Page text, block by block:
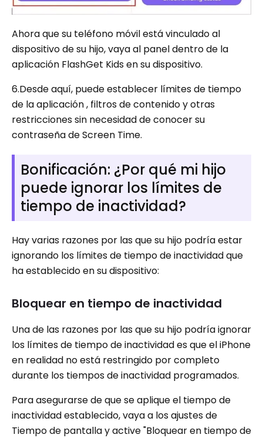
Ahora que su teléfono móvil está vinculado al
dispositivo de su hijo, vaya al panel dentro de la
aplicación FlashGet Kids en su dispositivo.
6.Desde aquí, puede establecer límites de tiempo
de la aplicación , filtros de contenido y otras
restricciones sin necesidad de conocer su
contraseña de Screen Time.
Bonificación: ¿Por qué mi hijo
puede ignorar los límites de
tiempo de inactividad?
Hay varias razones por las que su hijo podría estar
ignorando los límites de tiempo de inactividad que
ha establecido en su dispositivo:
Bloquear en tiempo de inactividad
Una de las razones por las que su hijo podría ignorar
los límites de tiempo de inactividad es que el iPhone
en realidad no está restringido por completo
durante los tiempos de inactividad programados.
Para asegurarse de que se aplique el tiempo de
inactividad establecido, vaya a los ajustes de
Tiempo de pantalla y active "Bloquear en tiempo de